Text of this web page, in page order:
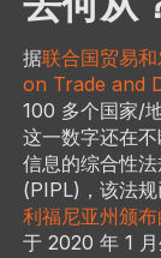
据联合国贸易
on Trade and
100 多个国家/
这一数字还在
信息的综合性
(PIPL)，该法规
利福尼亚州颁
于 2020 年 1 月